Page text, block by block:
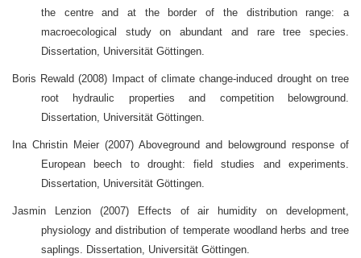
the centre and at the border of the distribution range: a
macroecological study on abundant and rare tree species.
Dissertation, Universität Göttingen.
Boris Rewald (2008) Impact of climate change-induced drought on tree
root hydraulic properties and competition belowground.
Dissertation, Universität Göttingen.
Ina Christin Meier (2007) Aboveground and belowground response of
European beech to drought: field studies and experiments.
Dissertation, Universität Göttingen.
Jasmin Lenzion (2007) Effects of air humidity on development,
physiology and distribution of temperate woodland herbs and tree
saplings. Dissertation, Universität Göttingen.